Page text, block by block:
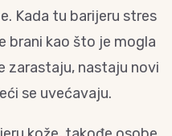
Kada tu barijeru stres
brani kao što je mogla
zarastaju, nastaju novi
se uvećavaju.